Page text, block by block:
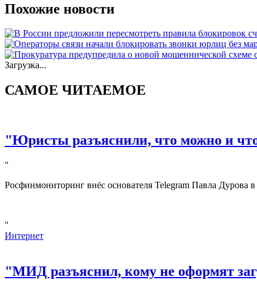
Похожие новости
Загрузка...
САМОЕ ЧИТАЕМОЕ
"Юристы разъяснили, что можно и
"
Росфинмониторинг внёс основателя Telegram Павла Дурова
"
Интернет
"МИД разъяснил, кому не оформят